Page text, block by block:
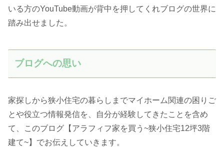
いる方のYouTube動画が背中を押してくれブログの世界に
踏み出せました。
ブログへの思い
家探しから狭小住宅の暮らしまでマイホーム関連の困りご
とや役立つ情報発信を、自分が経験してきたことを含め
て、このブログ【アラフィフ家を買う~狭小住宅12坪3階
建て~】でお伝えしていきます。